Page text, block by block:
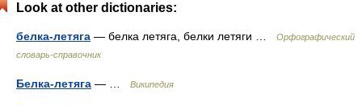
Look at other dictionaries:
белка-летяга — белка летяга, белки летяги …
Орфографический
словарь-справочник
Белка-летяга — … Википедия